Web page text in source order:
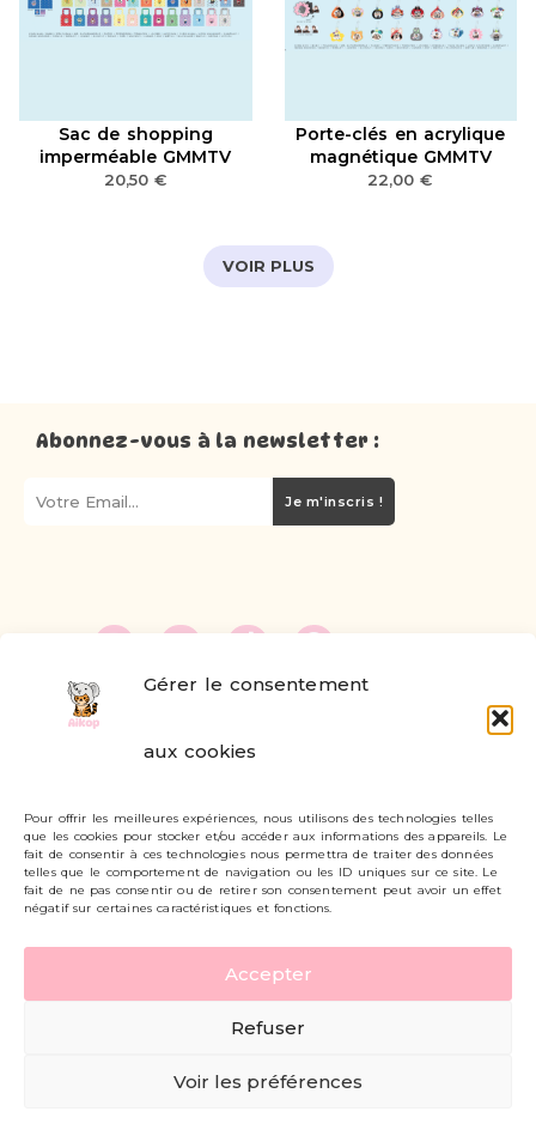
Gérer le consentement
aux cookies
Pour offrir les meilleures expériences, nous utilisons des technologies telles
que les cookies pour stocker et/ou accéder aux informations des appareils. Le
fait de consentir à ces technologies nous permettra de traiter des données
telles que le comportement de navigation ou les ID uniques sur ce site. Le
fait de ne pas consentir ou de retirer son consentement peut avoir un effet
négatif sur certaines caractéristiques et fonctions.
Accepter
Refuser
Voir les préférences
Sac de shopping
imperméable GMMTV
20,50 €
Porte-clés en acrylique
magnétique GMMTV
22,00€
VOIR PLUS
Abonnez-vous à la newsletter :
Je m'inscris !
Livraisons et retours
Mon compte
Carte cadeau
Politique de confidentialité
Mentions légales - CGV